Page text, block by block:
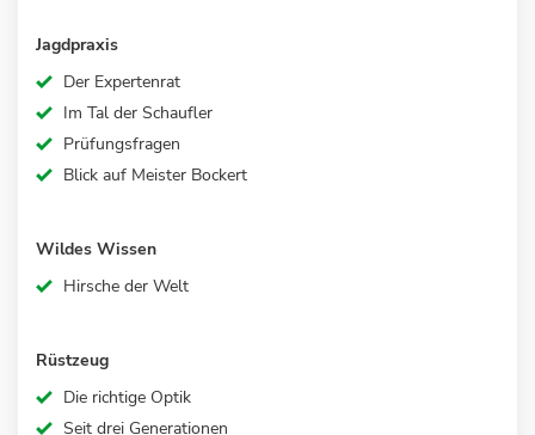
Jagdpraxis
Der Expertenrat
Im Tal der Schaufler
Prüfungsfragen
Blick auf Meister Bockert
Wildes Wissen
Hirsche der Welt
Rüstzeug
Die richtige Optik
Seit drei Generationen